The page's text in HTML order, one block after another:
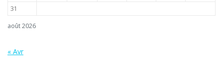
août 2026
31
« Avr